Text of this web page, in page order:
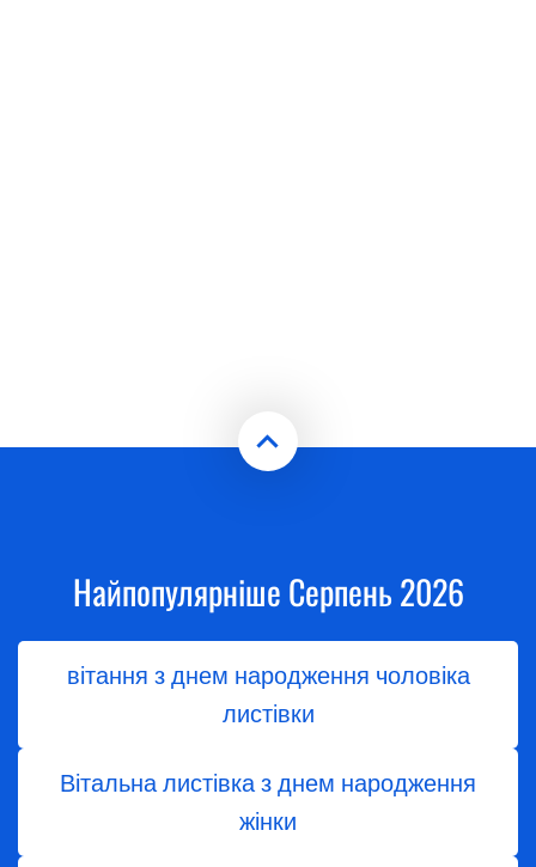
Найпопулярніше Серпень 2026
вітання з днем народження чоловіка
листівки
Вітальна листівка з днем народження
жінки